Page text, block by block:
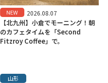
NEW 2026.08.07
【北九州】小倉でモーニング！朝
のカフェタイムを「Second
Fitzroy Coffee」で。
山形